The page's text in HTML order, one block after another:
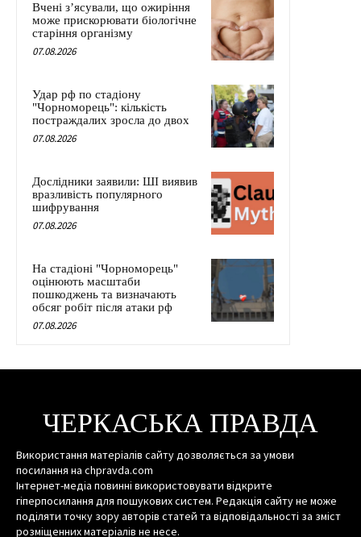
Вчені з’ясували, що ожиріння
може прискорювати біологічне
старіння організму
07.08.2026
Удар рф по стадіону
"Чорноморець": кількість
постраждалих зросла до двох
07.08.2026
Дослідники заявили: ШІ виявив
вразливість популярного
шифрування
07.08.2026
На стадіоні "Чорноморець"
оцінюють масштаби
пошкоджень та визначають
обсяг робіт після атаки рф
07.08.2026
ЧЕРКАСЬКА ПРАВДА
Використання матеріалів сайту дозволяється за умови
посилання на chpravda.com
Інтернет-медіа повинні використовувати відкрите
гіперпосилання для пошукових систем. Редакція сайту не може
поділяти точку зору авторів статей та відповідальності за зміст
розміщенних матеріалів не несе.